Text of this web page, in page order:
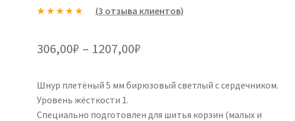
основе
пользовател
ей
(3 отзыва клиентов)
306,00₽ – 1207,00₽
306,00₽
–
Шнур плетёный 5 мм бирюзовый светлый с сердечником.
Уровень жёсткости 1.
Специально подготовлен для шитья корзин (малых и